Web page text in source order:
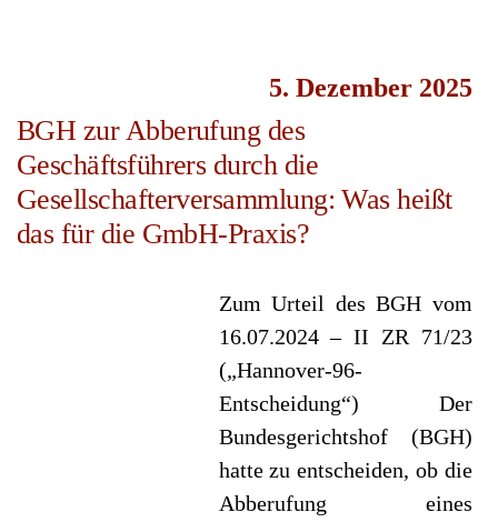
5. Dezember 2025
BGH zur Abberufung des
Geschäftsführers durch die
Gesellschafterversammlung: Was heißt
das für die GmbH-Praxis?
Zum Urteil des BGH vom
16.07.2024 – II ZR 71/23
(„Hannover-96-
Entscheidung“) Der
Bundesgerichtshof (BGH)
hatte zu entscheiden, ob die
Abberufung eines